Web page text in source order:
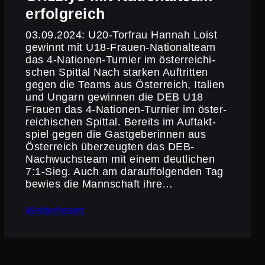
erfolgreich
03.09.2024: U20-Torfrau Hannah Loist
gewinnt mit U18-Frauen-Natio­nal­team
das 4‑Nationen-Turnier im öster­rei­chi­
schen Spittal Nach starken Auftritten
gegen die Teams aus Öster­reich, Italien
und Ungarn gewinnen die DEB U18
Frauen das 4‑Nationen-Turnier im öster­
rei­chi­schen Spittal. Bereits im Auftakt­
spiel gegen die Gastge­be­rinnen aus
Öster­reich überzeugten das DEB-
Nachwuchs­team mit einem deutli­chen
7:1‑Sieg. Auch am darauf­fol­genden Tag
bewies die Mannschaft ihre…
Weiterlesen